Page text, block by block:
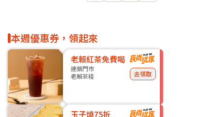
本週優惠券，領起來
老賴紅茶免費喝
連鎖門市
老賴茶棧
去領取
玉子燒75折